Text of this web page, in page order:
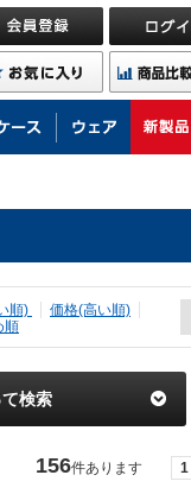
順)
価格(高い順)
順
検索
156件あります 1